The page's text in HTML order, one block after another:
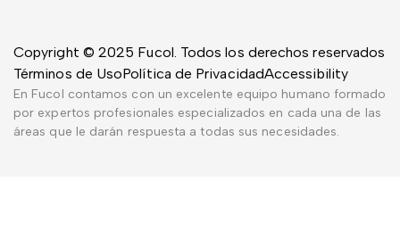
Copyright © 2025 Fucol. Todos los derechos reservados
Términos de UsoPolítica de PrivacidadAccessibility
En Fucol contamos con un excelente equipo humano formado
por expertos profesionales especializados en cada una de las
áreas que le darán respuesta a todas sus necesidades.